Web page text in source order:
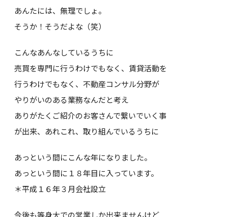
あんたには、無理でしょ。
そうか！そうだよな（笑）
こんなあんなしているうちに
売買を専門に行うわけでもなく、賃貸活動を
行うわけでもなく、不動産コンサル分野が
やりがいのある業務なんだと考え
ありがたくご紹介のお客さんで繋いでいく事
が出来、あれこれ、取り組んでいるうちに
あっという間にこんな年になりました。
あっという間に１８年目に入っています。
＊平成１６年３月会社設立
今後も等身大での営業しか出来ませんけど